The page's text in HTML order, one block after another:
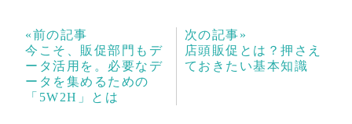
«前の記事
今こそ、販促部門もデ
ータ活用を。必要なデ
ータを集めるための
「5W2H」とは
次の記事»
店頭販促とは？押さえ
ておきたい基本知識